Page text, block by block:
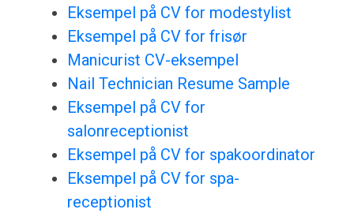
Eksempel på CV for modestylist
Eksempel på CV for frisør
Manicurist CV-eksempel
Nail Technician Resume Sample
Eksempel på CV for
salonreceptionist
Eksempel på CV for spakoordinator
Eksempel på CV for spa-
receptionist